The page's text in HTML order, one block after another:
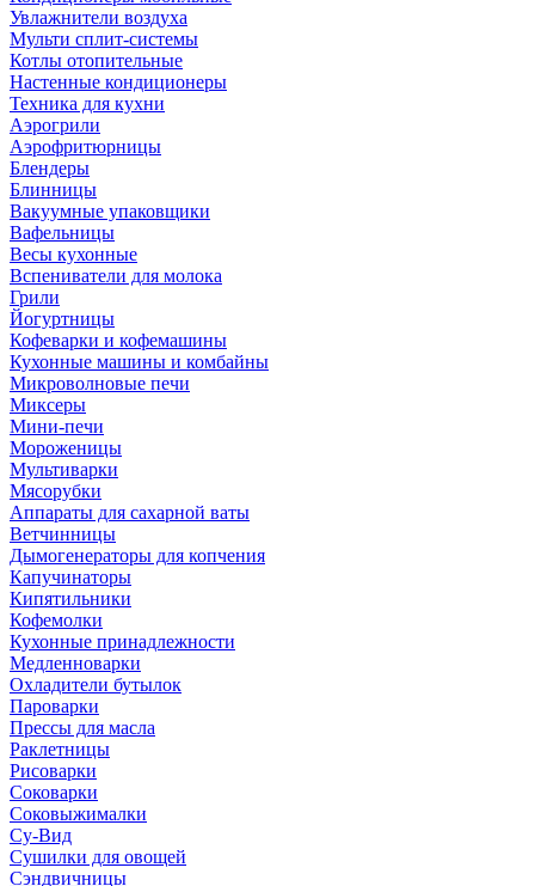
Увлажнители воздуха
Мульти сплит-системы
Котлы отопительные
Настенные кондиционеры
Техника для кухни
Аэрогрили
Аэрофритюрницы
Блендеры
Блинницы
Вакуумные упаковщики
Вафельницы
Весы кухонные
Вспениватели для молока
Грили
Йогуртницы
Кофеварки и кофемашины
Кухонные машины и комбайны
Микроволновые печи
Миксеры
Мини-печи
Мороженицы
Мультиварки
Мясорубки
Аппараты для сахарной ваты
Ветчинницы
Дымогенераторы для копчения
Капучинаторы
Кипятильники
Кофемолки
Кухонные принадлежности
Медленноварки
Охладители бутылок
Пароварки
Прессы для масла
Раклетницы
Рисоварки
Соковарки
Соковыжималки
Су-Вид
Сушилки для овощей
Сэндвичницы